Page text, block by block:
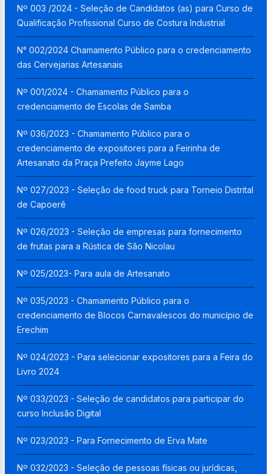
Nº 003 /2024 - Seleção de Candidatos (as) para Curso de
Qualificação Profissional Curso de Costura Industrial
N° 002/2024 Chamamento Público para o credenciamento
das Cervejarias Artesanais
Nº 001/2024 - Chamamento Público para o
credenciamento de Escolas de Samba
Nº 036/2023 - Chamamento Público para o
credenciamento de expositores para a Feirinha de
Artesanato da Praça Prefeito Jayme Lago
Nº 027/2023 - Seleção de food truck para Torneio Distrital
de Capoerê
Nº 026/2023 - Seleção de empresas para fornecimento
de frutas para a Rústica de São Nicolau
Nº 025/2023- Para aula de Artesanato
Nº 035/2023 - Chamamento Público para o
credenciamento de Blocos Carnavalescos do município de
Erechim
Nº 024/2023 - Para selecionar expositores para a Feira do
Livro 2024
Nº 033/2023 - Seleção de candidatos para participar do
curso Inclusão Digital
Nº 023/2023 - Para Fornecimento de Erva Mate
Nº 032/2023 - Seleção de pessoas físicas ou jurídicas,